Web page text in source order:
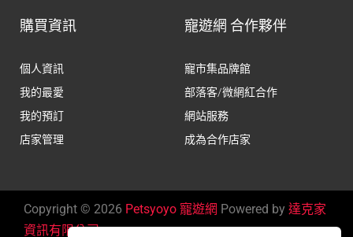
購買資訊
個人資訊
我的最愛
我的預訂
店家管理
寵遊網 合作夥伴
寵市集品牌館
部落客/微網紅合作
網站服務
成為合作店家
Copyright © 2026 Petsyoyo 寵遊網 Powered by 達克家
資訊有限公司